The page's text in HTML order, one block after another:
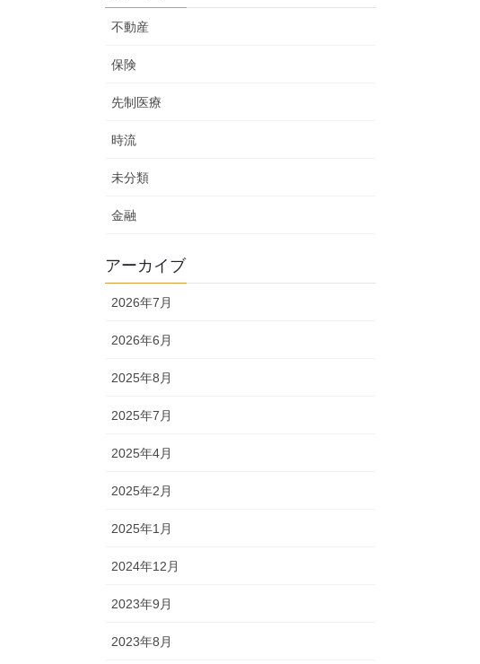
不動産
保険
先制医療
時流
未分類
金融
アーカイブ
2026年7月
2026年6月
2025年8月
2025年7月
2025年4月
2025年2月
2025年1月
2024年12月
2023年9月
2023年8月